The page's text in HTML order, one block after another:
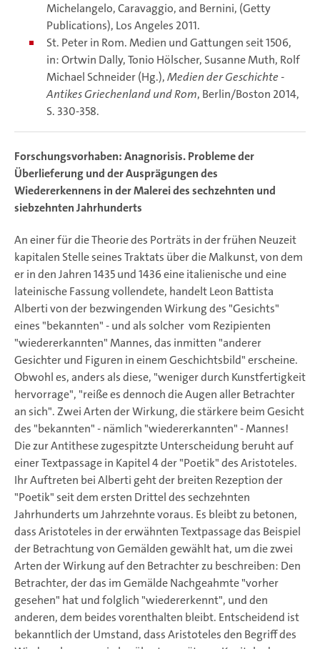
Michelangelo, Caravaggio, and Bernini, (Getty
Publications), Los Angeles 2011.
St. Peter in Rom. Medien und Gattungen seit 1506,
in: Ortwin Dally, Tonio Hölscher, Susanne Muth, Rolf
Michael Schneider (Hg.),Medien der Geschichte -
Antikes Griechenland und Rom, Berlin/Boston 2014,
S. 330-358.
Forschungsvorhaben: Anagnorisis. Probleme der
Überlieferung und der Ausprägungen des
Wiedererkennens in der Malerei des sechzehnten und
siebzehnten Jahrhunderts
An einer für die Theorie des Porträts in der frühen Neuzeit
kapitalen Stelle seines Traktats über die Malkunst, von dem
er in den Jahren 1435 und 1436 eine italienische und eine
lateinische Fassung vollendete, handelt Leon Battista
Alberti von der bezwingenden Wirkung des "Gesichts"
eines "bekannten" - und als solcher vom Rezipienten
"wiedererkannten" Mannes, das inmitten "anderer
Gesichter und Figuren in einem Geschichtsbild" erscheine.
Obwohl es, anders als diese, "weniger durch Kunstfertigkeit
hervorrage", "reiße es dennoch die Augen aller Betrachter
an sich". Zwei Arten der Wirkung, die stärkere beim Gesicht
des "bekannten" - nämlich "wiedererkannten" - Mannes!
Die zur Antithese zugespitzte Unterscheidung beruht auf
einer Textpassage in Kapitel 4 der "Poetik" des Aristoteles.
Ihr Auftreten bei Alberti geht der breiten Rezeption der
"Poetik" seit dem ersten Drittel des sechzehnten
Jahrhunderts um Jahrzehnte voraus. Es bleibt zu betonen,
dass Aristoteles in der erwähnten Textpassage das Beispiel
der Betrachtung von Gemälden gewählt hat, um die zwei
Arten der Wirkung auf den Betrachter zu beschreiben: Den
Betrachter, der das im Gemälde Nachgeahmte "vorher
gesehen" hat und folglich "wiedererkennt", und den
anderen, dem beides vorenthalten bleibt. Entscheidend ist
bekanntlich der Umstand, dass Aristoteles den Begriff des